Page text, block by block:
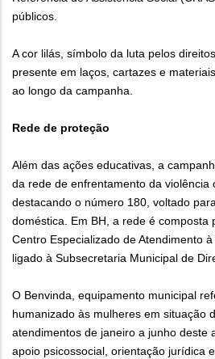
públicos.
A cor lilás, símbolo da luta pelos
presente em laços, cartazes e
ao longo da campanha.
Rede de proteção
Além das ações educativas, a
da rede de enfrentamento da violência
destacando o número 180, voltado
doméstica. Em BH, a rede é composta
Centro Especializado de Atendimento
ligado à Subsecretaria Municipal de
O Benvinda, equipamento municipal
humanizado às mulheres em situação
atendimentos de janeiro a junho deste
apoio psicossocial, orientação jurídica